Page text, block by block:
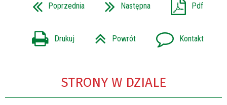
Poprzednia Następna Pdf
Drukuj Powrót Kontakt
STRONY W DZIALE